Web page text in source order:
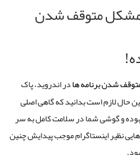
متوقفشدن
!
شدنبرنامههادر اندروید، پاک
حال لازم است بدانید که گاهی اصلی
بوده و گوشی شما در سلامت کامل به سر
نظیر اینستاگرام موجب پیدایش چنین